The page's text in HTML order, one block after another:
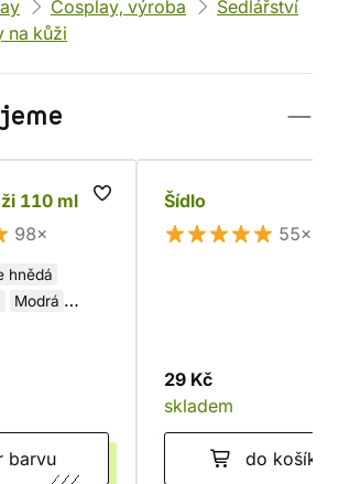
Cosplay, výroba
Sedlářství
na kůži
110 ml
98×
hnědá
Modrá
Vyber barvu
Šídlo
55×
29 Kč
skladem
do košíku